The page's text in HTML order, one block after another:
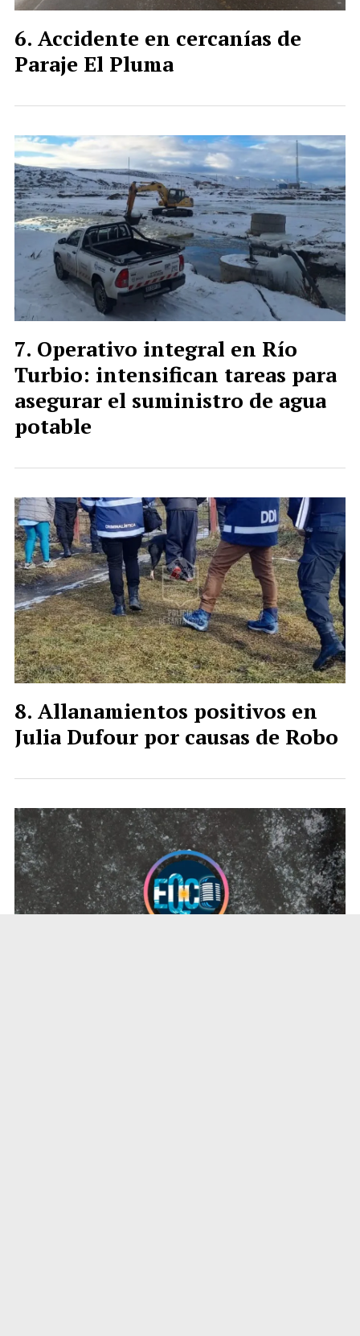
Accidente en cercanías de
Paraje El Pluma
Operativo integral en Río
Turbio: intensifican tareas para
asegurar el suministro de agua
potable
Allanamientos positivos en
Julia Dufour por causas de Robo